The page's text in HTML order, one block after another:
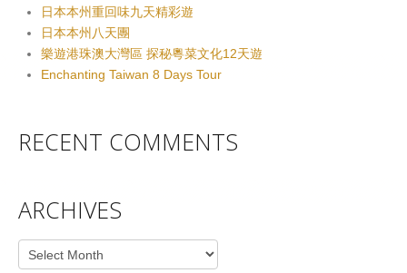
日本本州重回味九天精彩遊
日本本州八天團
樂遊港珠澳大灣區 探秘粵菜文化12天遊
Enchanting Taiwan 8 Days Tour
RECENT COMMENTS
ARCHIVES
Archives